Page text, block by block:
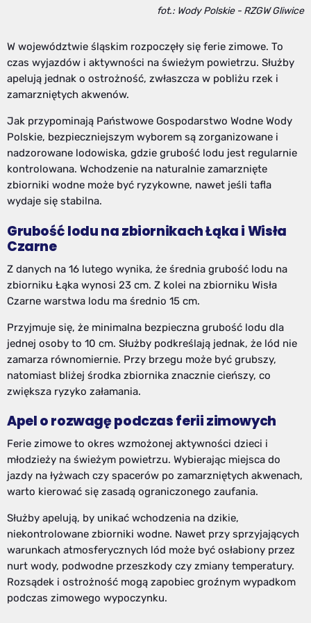
fot.: Wody Polskie - RZGW Gliwice
W województwie śląskim rozpoczęły się ferie zimowe. To
czas wyjazdów i aktywności na świeżym powietrzu. Służby
apelują jednak o ostrożność, zwłaszcza w pobliżu rzek i
zamarzniętych akwenów.
Jak przypominają Państwowe Gospodarstwo Wodne Wody
Polskie, bezpieczniejszym wyborem są zorganizowane i
nadzorowane lodowiska, gdzie grubość lodu jest regularnie
kontrolowana. Wchodzenie na naturalnie zamarznięte
zbiorniki wodne może być ryzykowne, nawet jeśli tafla
wydaje się stabilna.
Grubość lodu na zbiornikach Łąka i Wisła
Czarne
Z danych na 16 lutego wynika, że średnia grubość lodu na
zbiorniku Łąka wynosi 23 cm. Z kolei na zbiorniku Wisła
Czarne warstwa lodu ma średnio 15 cm.
Przyjmuje się, że minimalna bezpieczna grubość lodu dla
jednej osoby to 10 cm. Służby podkreślają jednak, że lód nie
zamarza równomiernie. Przy brzegu może być grubszy,
natomiast bliżej środka zbiornika znacznie cieńszy, co
zwiększa ryzyko załamania.
Apel o rozwagę podczas ferii zimowych
Ferie zimowe to okres wzmożonej aktywności dzieci i
młodzieży na świeżym powietrzu. Wybierając miejsca do
jazdy na łyżwach czy spacerów po zamarzniętych akwenach,
warto kierować się zasadą ograniczonego zaufania.
Służby apelują, by unikać wchodzenia na dzikie,
niekontrolowane zbiorniki wodne. Nawet przy sprzyjających
warunkach atmosferycznych lód może być osłabiony przez
nurt wody, podwodne przeszkody czy zmiany temperatury.
Rozsądek i ostrożność mogą zapobiec groźnym wypadkom
podczas zimowego wypoczynku.